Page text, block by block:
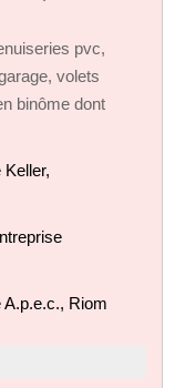
pvc,
volets
binôme dont
Riom